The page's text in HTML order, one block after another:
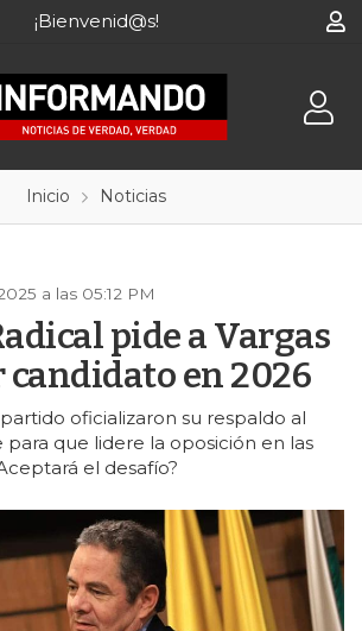
¡Bienvenid@s!
Inicio Noticias
a las 05:12 PM
pide a Vargas
candidato en 2026
oficializaron su respaldo al
que lidere la oposición en las
el desafío?